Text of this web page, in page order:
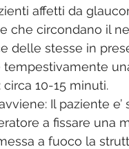
affetti da
che circondano il
delle stesse in
tempestivamente
circa 10-15 minuti.
Il paziente
a fissare una
a fuoco la